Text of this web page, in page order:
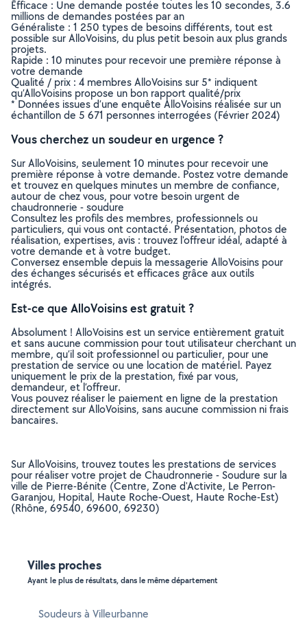
Efficace : Une demande postée toutes les 10 secondes, 3.6
millions de demandes postées par an
Généraliste : 1 250 types de besoins différents, tout est
possible sur AlloVoisins, du plus petit besoin aux plus grands
projets.
Rapide : 10 minutes pour recevoir une première réponse à
votre demande
Qualité / prix : 4 membres AlloVoisins sur 5* indiquent
qu’AlloVoisins propose un bon rapport qualité/prix
* Données issues d’une enquête AlloVoisins réalisée sur un
échantillon de 5 671 personnes interrogées (Février 2024)
Vous cherchez un soudeur en urgence ?
Sur AlloVoisins, seulement 10 minutes pour recevoir une
première réponse à votre demande. Postez votre demande
et trouvez en quelques minutes un membre de confiance,
autour de chez vous, pour votre besoin urgent de
chaudronnerie - soudure
Consultez les profils des membres, professionnels ou
particuliers, qui vous ont contacté. Présentation, photos de
réalisation, expertises, avis : trouvez l'offreur idéal, adapté à
votre demande et à votre budget.
Conversez ensemble depuis la messagerie AlloVoisins pour
des échanges sécurisés et efficaces grâce aux outils
intégrés.
Est-ce que AlloVoisins est gratuit ?
Absolument ! AlloVoisins est un service entièrement gratuit
et sans aucune commission pour tout utilisateur cherchant un
membre, qu’il soit professionnel ou particulier, pour une
prestation de service ou une location de matériel. Payez
uniquement le prix de la prestation, fixé par vous,
demandeur, et l’offreur.
Vous pouvez réaliser le paiement en ligne de la prestation
directement sur AlloVoisins, sans aucune commission ni frais
bancaires.
Sur AlloVoisins, trouvez toutes les prestations de services
pour réaliser votre projet de Chaudronnerie - Soudure sur la
ville de Pierre-Bénite (Centre, Zone d'Activite, Le Perron-
Garanjou, Hopital, Haute Roche-Ouest, Haute Roche-Est)
(Rhône, 69540, 69600, 69230)
Villes proches
Ayant le plus de résultats, dans le même département
Soudeurs à Villeurbanne